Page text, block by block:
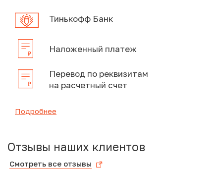
Тинькофф Банк
Наложенный платеж
Перевод по реквизитам
на расчетный счет
Подробнее
Отзывы наших клиентов
Смотреть все отзывы